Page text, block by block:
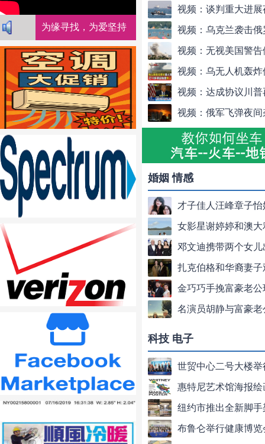
为缘寻找，为爱坚持
婚姻 情感
才子佳人汪峰章子
女影星谢婷婷和澳
邓文迪携带两个女
扎克伯格和华裔妻
金巧巧手挽富豪老
名演员胡静与富豪
科技 电子